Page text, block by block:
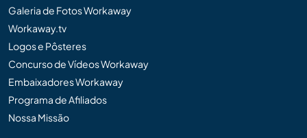
Galeria de Fotos Workaway
Workaway.tv
Logos e Pôsteres
Concurso de Vídeos Workaway
Embaixadores Workaway
Programa de Afiliados
Nossa Missão